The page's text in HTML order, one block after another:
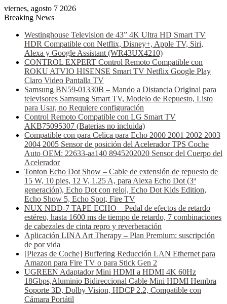
viernes, agosto 7 2026
Breaking News
Westinghouse Television de 43” 4K Ultra HD Smart TV
HDR Compatible con Netflix, Disney+, Apple TV, Siri,
Alexa y Google Assistant (WR43UX4210)
CONTROL EXPERT Control Remoto Compatible con
ROKU ATVIO HISENSE Smart TV Netflix Google Play
Claro Video Pantalla TV
Samsung BN59-01330B – Mando a Distancia Original para
televisores Samsung Smart TV, Modelo de Repuesto, Listo
para Usar, no Requiere configuración
Control Remoto Compatible con LG Smart TV
AKB75095307 (Baterias no incluida)
Compatible con para Celica para Echo 2000 2001 2002 2003
2004 2005 Sensor de posición del Acelerador TPS Coche
Auto OEM: 22633-aa140 8945202020 Sensor del Cuerpo del
Acelerador
Tonton Echo Dot Show – Cable de extensión de repuesto de
15 W, 10 pies, 12 V, 1.25 A, para Alexa Echo Dot (3ª
generación), Echo Dot con reloj, Echo Dot Kids Edition,
Echo Show 5, Echo Spot, Fire TV
NUX NDD-7 TAPE ECHO – Pedal de efectos de retardo
estéreo, hasta 1600 ms de tiempo de retardo, 7 combinaciones
de cabezales de cinta repro y reverberación
Aplicación LINA Art Therapy – Plan Premium: suscripción
de por vida
[Piezas de Coche] Buffering Reducción LAN Ethernet para
Amazon para Fire TV o para Stick Gen 2
UGREEN Adaptador Mini HDMI a HDMI 4K 60Hz
18Gbps,Aluminio Bidireccional Cable Mini HDMI Hembra
Soporte 3D, Dolby Vision, HDCP 2.2, Compatible con
Cámara Portátil